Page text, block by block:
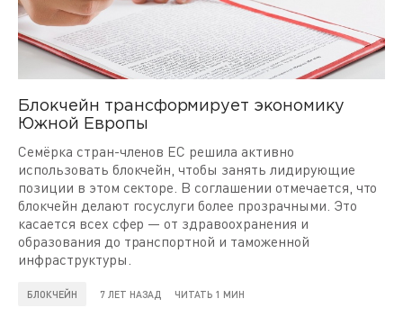
Блокчейн трансформирует экономику
Южной Европы
Семёрка стран-членов ЕС решила активно
использовать блокчейн, чтобы занять лидирующие
позиции в этом секторе. В соглашении отмечается, что
блокчейн делают госуслуги более прозрачными. Это
касается всех сфер — от здравоохранения и
образования до транспортной и таможенной
инфраструктуры.
БЛОКЧЕЙН 7 ЛЕТ НАЗАД ЧИТАТЬ 1 МИН